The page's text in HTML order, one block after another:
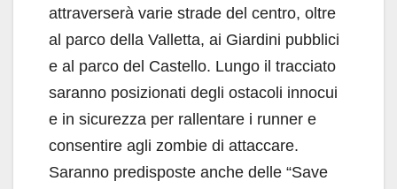
attraverserà varie strade del centro, oltre
al parco della Valletta, ai Giardini pubblici
e al parco del Castello. Lungo il tracciato
saranno posizionati degli ostacoli innocui
e in sicurezza per rallentare i runner e
consentire agli zombie di attaccare.
Saranno predisposte anche delle “Save